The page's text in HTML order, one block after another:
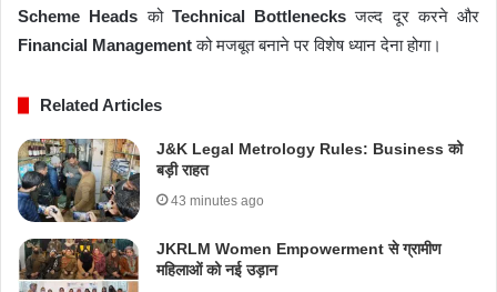
Scheme Heads को Technical Bottlenecks जल्द दूर करने और
Financial Managementको मजबूत बनाने पर विशेष ध्यान देना होगा।
Related Articles
J&K Legal Metrology Rules: Business को
बड़ी राहत
43 minutes ago
JKRLM Women Empowerment से ग्रामीण
महिलाओं को नई उड़ान